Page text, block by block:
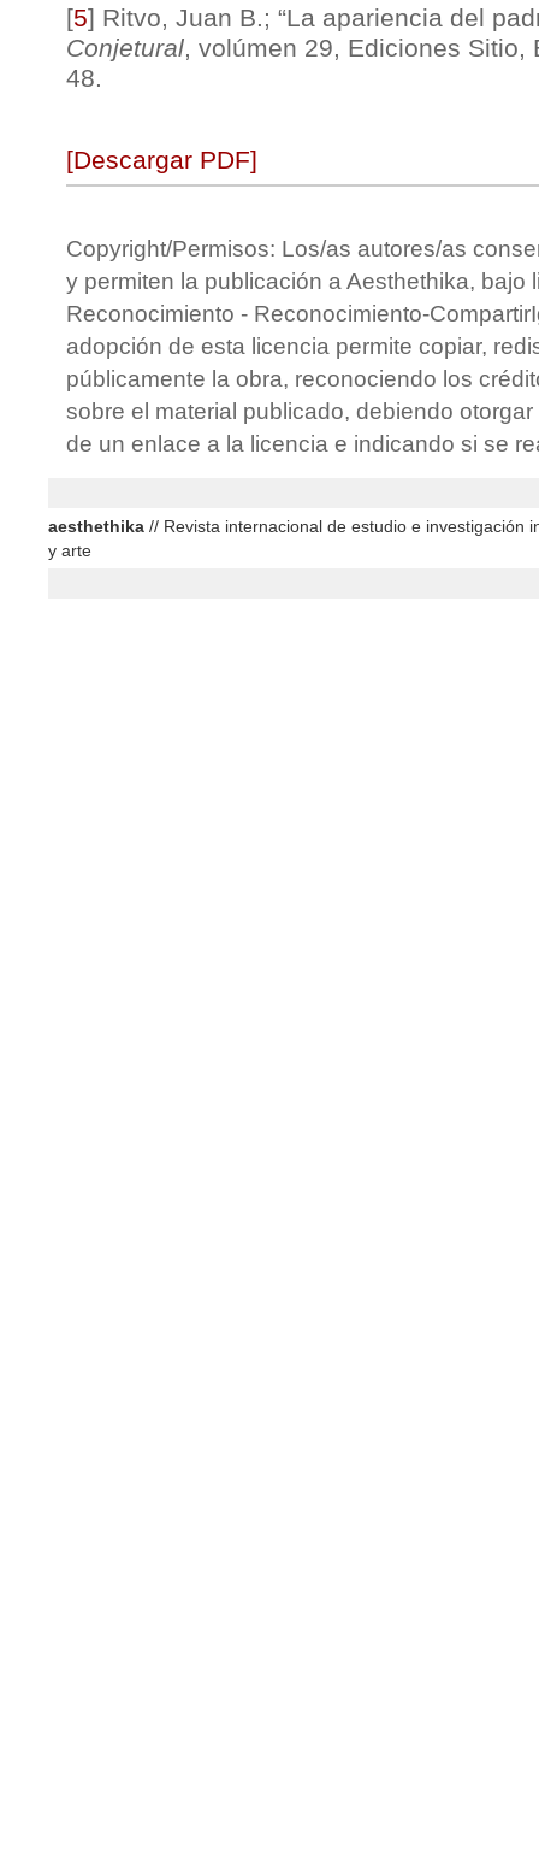
[5] Ritvo, Juan B.; “La apariencia del
Conjetural, volúmen 29, Ediciones Sitio,
48.
[Descargar PDF]
Copyright/Permisos: Los/as autores/as
y permiten la publicación a Aesthethika, bajo
Reconocimiento - Reconocimiento-
adopción de esta licencia permite copiar,
públicamente la obra, reconociendo los
sobre el material publicado, debiendo
de un enlace a la licencia e indicando si se
aesthethika // Revista internacional de estudio e investigación
y arte